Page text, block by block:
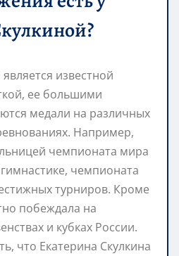
известной
ее большими
медали на различных
Например,
чемпионата мира
чемпионата
турниров. Кроме
побеждала на
и кубках России.
что Екатерина Скулкина